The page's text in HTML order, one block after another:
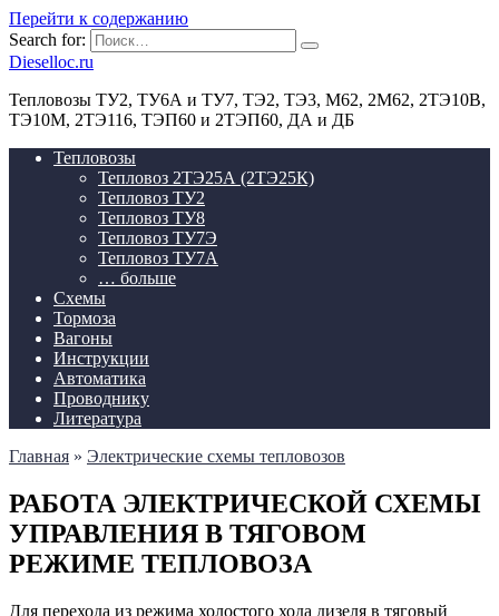
Перейти к содержанию
Search for:
Dieselloc.ru
Тепловозы ТУ2, ТУ6А и ТУ7, ТЭ2, ТЭ3, М62, 2М62, 2ТЭ10В,
ТЭ10М, 2ТЭ116, ТЭП60 и 2ТЭП60, ДА и ДБ
Тепловозы
Тепловоз 2ТЭ25А (2ТЭ25К)
Тепловоз ТУ2
Тепловоз ТУ8
Тепловоз ТУ7Э
Тепловоз ТУ7А
… больше
Схемы
Тормоза
Вагоны
Инструкции
Автоматика
Проводнику
Литература
Главная » Электрические схемы тепловозов
РАБОТА ЭЛЕКТРИЧЕСКОЙ СХЕМЫ
УПРАВЛЕНИЯ В ТЯГОВОМ
РЕЖИМЕ ТЕПЛОВОЗА
Для перехода из режима холостого хода дизеля в тяговый